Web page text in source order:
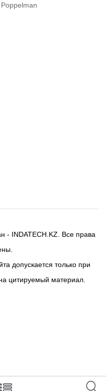
Poppelman
- INDATECH.KZ. Все права
допускается только при
цитируемый материал.